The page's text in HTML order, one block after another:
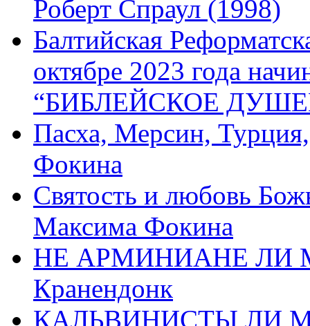
Роберт Спраул (1998)
Балтийская
октябре 2023 года
“БИБЛЕЙСКОЕ
Пасха, Мерсин,
Фокина
Святость и любовь
Максима Фокина
НЕ АРМИНИАНЕ ЛИ
Кранендонк
КАЛЬВИНИСТЫ ЛИ